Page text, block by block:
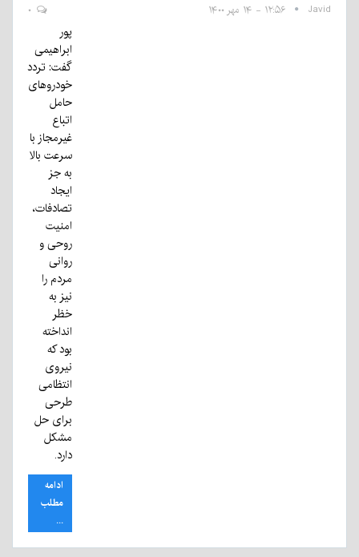
Javid ۱۲:۵۶ - ۱۴ مهر ۱۴۰۰
پور
ابراهیمی
گفت: تردد
خودرو‌های
حامل
اتباع
غیرمجاز با
سرعت بالا
به جز
ایجاد
تصادفات،
امنیت
روحی و
روانی
مردم را
نیز به
خظر
انداخته
بود که
نیروی
انتظامی
طرحی
برای حل
مشکل
دارد.
ادامه
مطلب
...